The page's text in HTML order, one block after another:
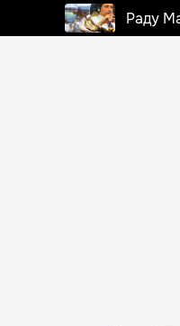
Раду